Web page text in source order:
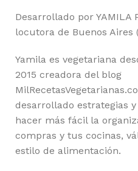
Desarrollado por YAMILA
locutora de Buenos Aires
Yamila es vegetariana
2015 creadora del blog
desarrollado estrategias
hacer más fácil la
compras y tus cocinas,
estilo de alimentación.